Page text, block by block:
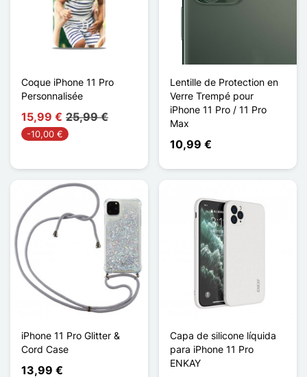
Coque iPhone 11 Pro
Personnalisée
15,99 € 25,99 €
-10,00 €
Lentille de Protection en
Verre Trempé pour
iPhone 11 Pro / 11 Pro
Max
10,99 €
iPhone 11 Pro Glitter &
Cord Case
13,99 €
Capa de silicone líquida
para iPhone 11 Pro
ENKAY